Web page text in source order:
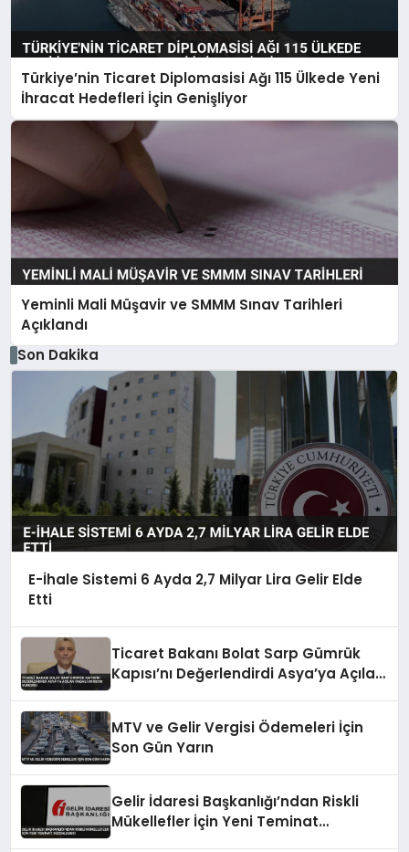
Türkiye’nin Ticaret Diplomasisi Ağı 115 Ülkede Yeni
İhracat Hedefleri İçin Genişliyor
Yeminli Mali Müşavir ve SMMM Sınav Tarihleri
Açıklandı
Son Dakika
E-İhale Sistemi 6 Ayda 2,7 Milyar Lira Gelir Elde
Etti
Ticaret Bakanı Bolat Sarp Gümrük
Kapısı’nı Değerlendirdi Asya’ya Açılan
MTV ve Gelir Vergisi Ödemeleri İçin
Son Gün Yarın
Gelir İdaresi Başkanlığı’ndan Riskli
Mükellefler İçin Yeni Teminat